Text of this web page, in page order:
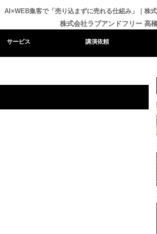
AI×WEB集客で「売り込まずに売れる仕組み」｜株
株式会社ラブアンドフリー 高
サービス 講演依頼